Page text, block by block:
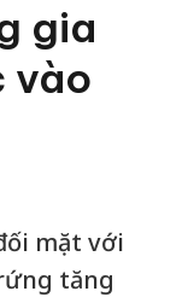
gia
vào
mặt với
tăng